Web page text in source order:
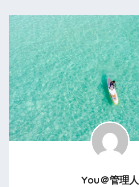
You＠管理人